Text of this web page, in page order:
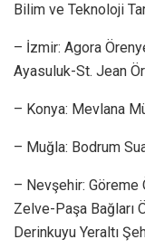
Bilim ve Teknoloji
– İzmir: ⁠Agora
⁠Ayasuluk-St. Jean
– Konya: ⁠Mevlana
– Muğla: ⁠Bodrum
– Nevşehir: ⁠Göreme
⁠Zelve-Paşa Bağları
⁠Derinkuyu Yeraltı